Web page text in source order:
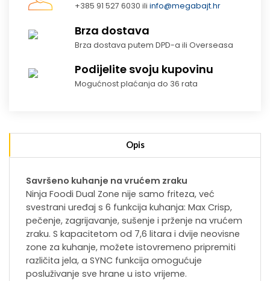
+385 91 527 6030 iliinfo@megabajt.hr
Brza dostava
Brza dostava putem DPD-a ili Overseasa
Podijelite svoju kupovinu
Mogućnost plaćanja do 36 rata
Opis
Savršeno kuhanje na vrućem zraku
Ninja Foodi Dual Zone nije samo friteza, već
svestrani uređaj s 6 funkcija kuhanja: Max Crisp,
pečenje, zagrijavanje, sušenje i prženje na vrućem
zraku. S kapacitetom od 7,6 litara i dvije neovisne
zone za kuhanje, možete istovremeno pripremiti
različita jela, a SYNC funkcija omogućuje
posluživanje sve hrane u isto vrijeme.